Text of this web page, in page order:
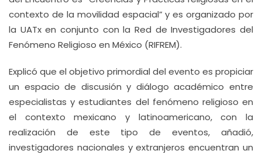
contexto de la movilidad espacial” y es organizado por
la UATx en conjunto con la Red de Investigadores del
Fenómeno Religioso en México (RIFREM).
Explicó que el objetivo primordial del evento es propiciar
un espacio de discusión y diálogo académico entre
especialistas y estudiantes del fenómeno religioso en
el contexto mexicano y latinoamericano, con la
realización de este tipo de eventos, añadió,
investigadores nacionales y extranjeros encuentran un